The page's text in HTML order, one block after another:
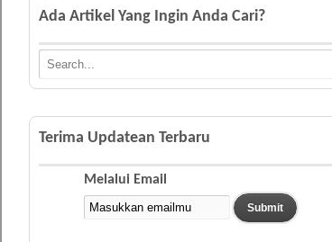
Ada Artikel Yang Ingin Anda Cari?
Terima Updatean Terbaru
Melalui Email